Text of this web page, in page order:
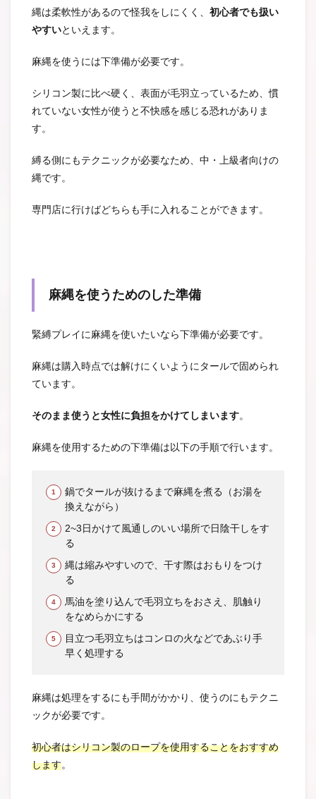
縄は柔軟性があるので怪我をしにくく、 初心者でも扱い
やすいといえます。
麻縄を使うには下準備が必要です。
シリコン製に比べ硬く、表面が毛羽立っているため、慣
れていない女性が使うと不快感を感じる恐れがありま
す。
縛る側にもテクニックが必要なため、中・上級者向けの
縄です。
専門店に行けばどちらも手に入れることができます。
麻縄を使うためのした準備
緊縛プレイに麻縄を使いたいなら下準備が必要です。
麻縄は購入時点では解けにくいようにタールで固められ
ています。
そのまま使うと女性に負担をかけてしまいます。
麻縄を使用するための下準備は以下の手順で行います。
鍋でタールが抜けるまで麻縄を煮る（お湯を
換えながら）
2~3日かけて風通しのいい場所で日陰干しをす
る
縄は縮みやすいので、干す際はおもりをつけ
る
馬油を塗り込んで毛羽立ちをおさえ、肌触り
をなめらかにする
目立つ毛羽立ちはコンロの火などであぶり手
早く処理する
麻縄は処理をするにも手間がかかり、使うのにもテクニ
ックが必要です。
初心者はシリコン製のロープを使用することをおすすめ
します。